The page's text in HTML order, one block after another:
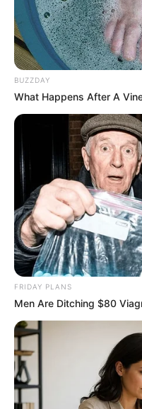
นางร้ายหน้าหวานอย่าง
ออกมาอย่างต่อเนื่อง มีง
นอกจากนี้ยังมีผลิตภัณฑ์
ทองไหลมาเทมาเลยทีเ
เนยมีการเปลี่ยนมาก่อน
ความหมายว่า ผู้รุ่งเรือ
เป็นไปอย่างที่ความหมา
ค่ะ
เรียบเรียงโดย :
BUZZDAY
What Happens After A
FRIDAY PLANS
Men Are Ditching $80